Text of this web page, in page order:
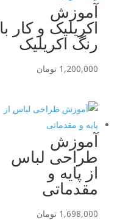
آموزش
اکریلیک و کار با
رنگ اکریلیک
1,200,000 تومان
آموزش
طراحی لباس
از پایه و
مقدماتی
1,698,000 تومان